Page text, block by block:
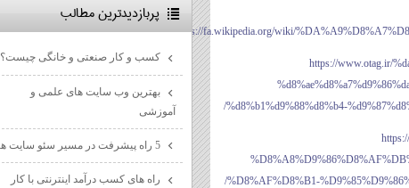
https://fa.wikipedia.org/wiki/
https://www.otag.ir/
%d8%b1%d9%88%d8%b4-
%D8%AF%D8%B1-
پربازديدترين مطالب
کسب و کار صنعتی و خانگی چیست؟
بهترین وب سایت های علمی و
آموزشی
5 راه پیشرفت در مسیر سئو سایت ها
راه های کسب درآمد اینترنتی با کار